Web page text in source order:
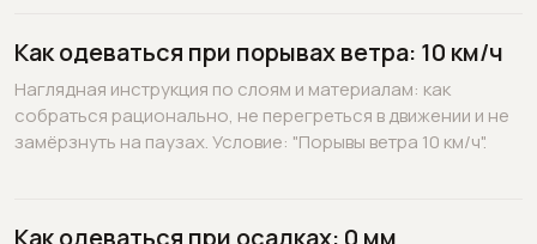
Как одеваться при порывах ветра: 10 км/ч
Наглядная инструкция по слоям и материалам: как
собраться рационально, не перегреться в движении и не
замёрзнуть на паузах. Условие: "Порывы ветра 10 км/ч".
Как одеваться при осадках: 0 мм